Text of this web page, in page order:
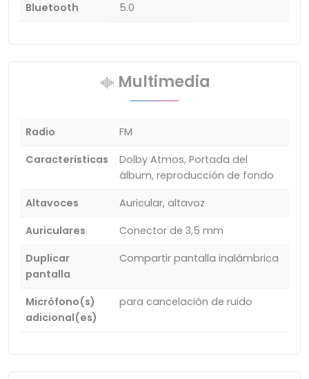
Bluetooth
5.0
Multimedia
Radio
FM
Características
Dolby Atmos, Portada del
álbum, reproducción de fondo
Altavoces
Auricular, altavoz
Auriculares
Conector de 3,5 mm
Duplicar
pantalla
Compartir pantalla inalámbrica
Micrófono(s)
adicional(es)
para cancelación de ruido